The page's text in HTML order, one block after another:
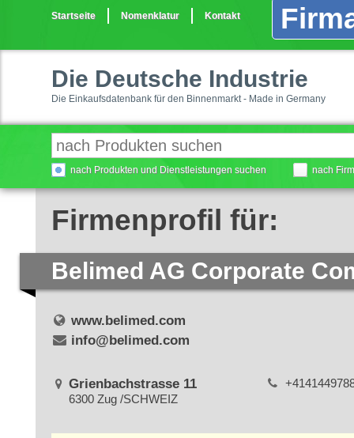
Startseite Nomenklatur Kontakt
Die Deutsche Industrie
Die Einkaufsdatenbank für den Binnenmarkt - Made in Germany
nach Produkten und Dienstleistungen suchen nach
Firmenprofil für:
Belimed AG Corporate
www.belimed.com
info@belimed.com
Grienbachstrasse 11
6300 Zug /SCHWEIZ